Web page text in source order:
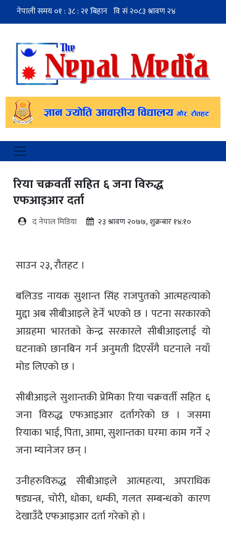
रिया चक्रवर्ती सहित ६ जना विरुद्ध
एफआइआर दर्ता
द नेपाल मिडिया २३ श्रावण २०७७, शुक्रबार १४:१०
साउन २३, रौतहट ।
बलिउड नायक सुशान्त सिंह राजपुतको आत्महत्याको
मुद्दा अब सीबीआइले हेर्ने भएको छ । पटना सरकारको
आग्रहमा भारतको केन्द्र सरकारले सीबीआइलाई यो
घटनाको छानबिन गर्न अनुमती दिएसँगै घटनाले नयाँ
मोड लिएको छ ।
सीबीआइले सुशान्तकी प्रेमिका रिया चक्रवर्ती सहित ६
जना विरुद्ध एफआइआर दर्तागरेको छ । जसमा
रियाका भाई, पिता, आमा, सुशान्तका घरमा काम गर्ने २
जना म्यानेजर छन् ।
उनीहरुविरुद्ध सीबीआइले आत्महत्या, अपराधिक
षड्यन्त्र, चोरी, धोका, धम्की, गलत सम्बन्धको कारण
देखाउँदै एफआइआर दर्ता गरेको हो ।